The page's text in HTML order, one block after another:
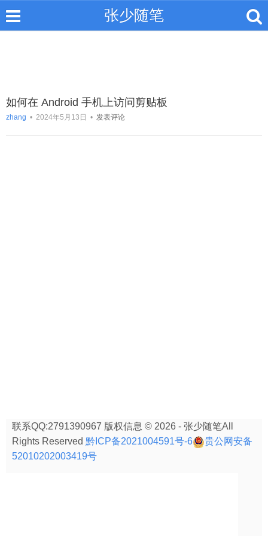
张少随笔
如何在 Android 手机上访问剪贴板
zhang • 2024年5月13日 • 发表评论
联系QQ:2791390967 版权信息 © 2026 - 张少随笔All
Rights Reserved 黔ICP备2021004591号-6
贵公网安备
52010202003419号